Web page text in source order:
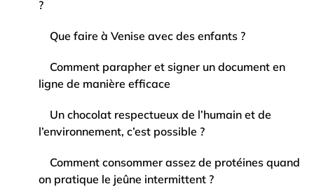
?
Que faire à Venise avec des enfants ?
Comment parapher et signer un document en
ligne de manière efficace
Un chocolat respectueux de l’humain et de
l’environnement, c’est possible ?
Comment consommer assez de protéines quand
on pratique le jeûne intermittent ?